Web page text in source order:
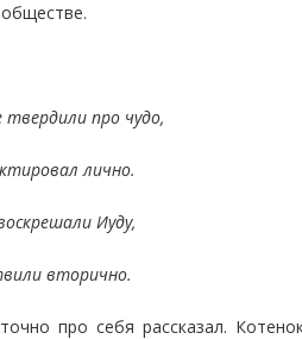
про чудо,
лично.
Иуду,
вторично.
про себя рассказал.